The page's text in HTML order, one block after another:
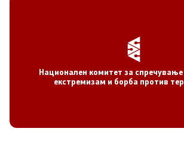
Национален комитет за спречување
екстремизам и борба против